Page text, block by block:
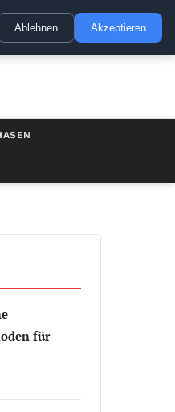
für
Ablehnen Akzeptieren